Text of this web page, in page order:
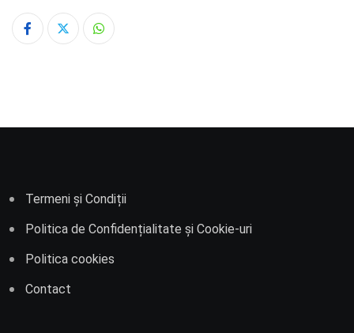
Whatsapp
Termeni și Condiții
Politica de Confidențialitate și Cookie-uri
Politica cookies
Contact